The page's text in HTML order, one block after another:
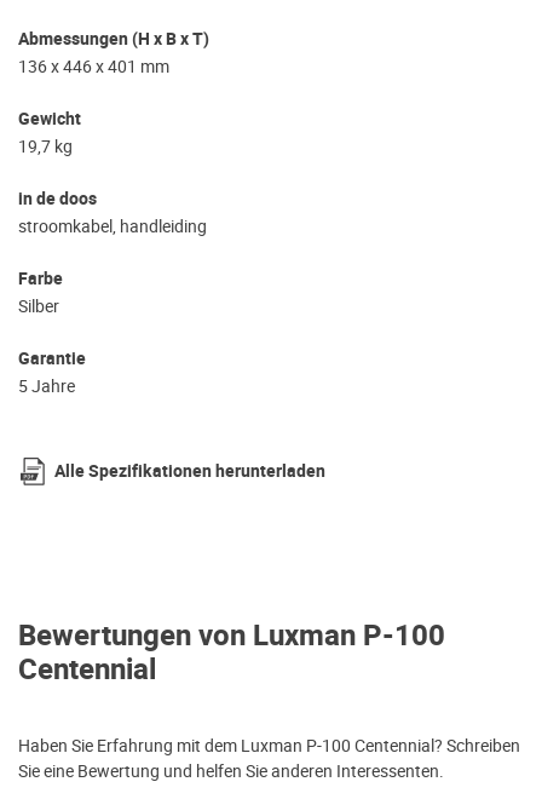
Abmessungen (H x B x T)
136 x 446 x 401 mm
Gewicht
19,7 kg
in de doos
stroomkabel, handleiding
Farbe
Silber
Garantie
5 Jahre
Alle Spezifikationen herunterladen
Bewertungen von Luxman P-100
Centennial
Haben Sie Erfahrung mit dem Luxman P-100 Centennial? Schreiben
Sie eine Bewertung und helfen Sie anderen Interessenten.